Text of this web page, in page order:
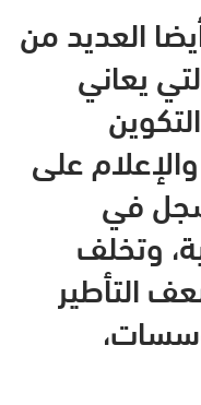
العديد من
يعاني
على
في
وتخلف
التأطير